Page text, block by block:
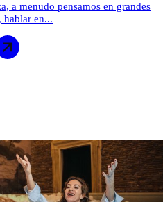
a menudo pensamos en grandes
hablar en...